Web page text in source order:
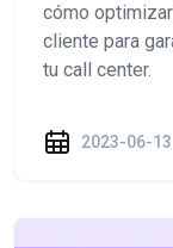
cómo
cliente para
tu call center.
2023-06-13